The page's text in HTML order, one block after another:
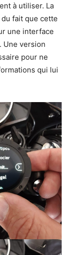
à utiliser. La
fait que cette
une interface
Une version
pour ne
qui lui